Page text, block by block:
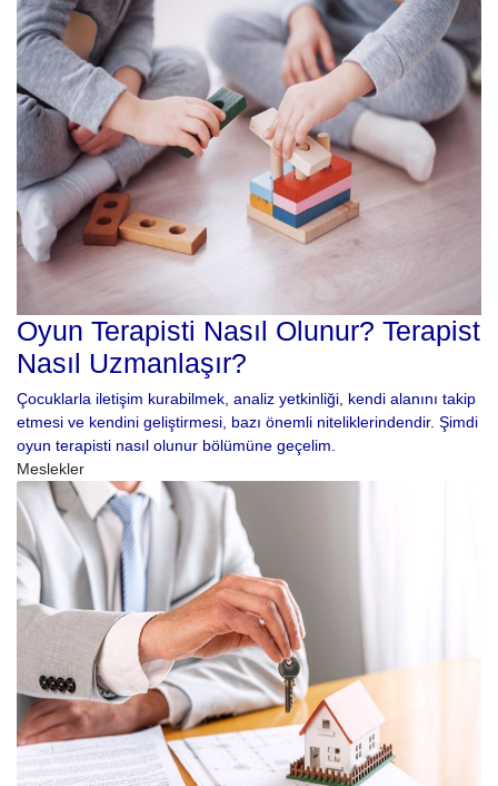
Oyun Terapisti Nasıl Olunur? Terapist
Nasıl Uzmanlaşır?
Çocuklarla iletişim kurabilmek, analiz yetkinliği, kendi alanını takip
etmesi ve kendini geliştirmesi, bazı önemli niteliklerindendir. Şimdi
oyun terapisti nasıl olunur bölümüne geçelim.
Meslekler